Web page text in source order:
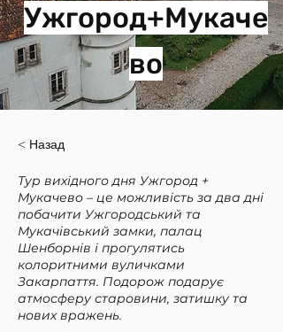
Ужгород+Мукаче
во
< Назад
Тур вихідного дня Ужгород +
Мукачево – це можливість за два дні
побачити Ужгородський та
Мукачівський замки, палац
Шенборнів і прогулятись
колоритними вуличками
Закарпаття. Подорож подарує
атмосферу старовини, затишку та
нових вражень.